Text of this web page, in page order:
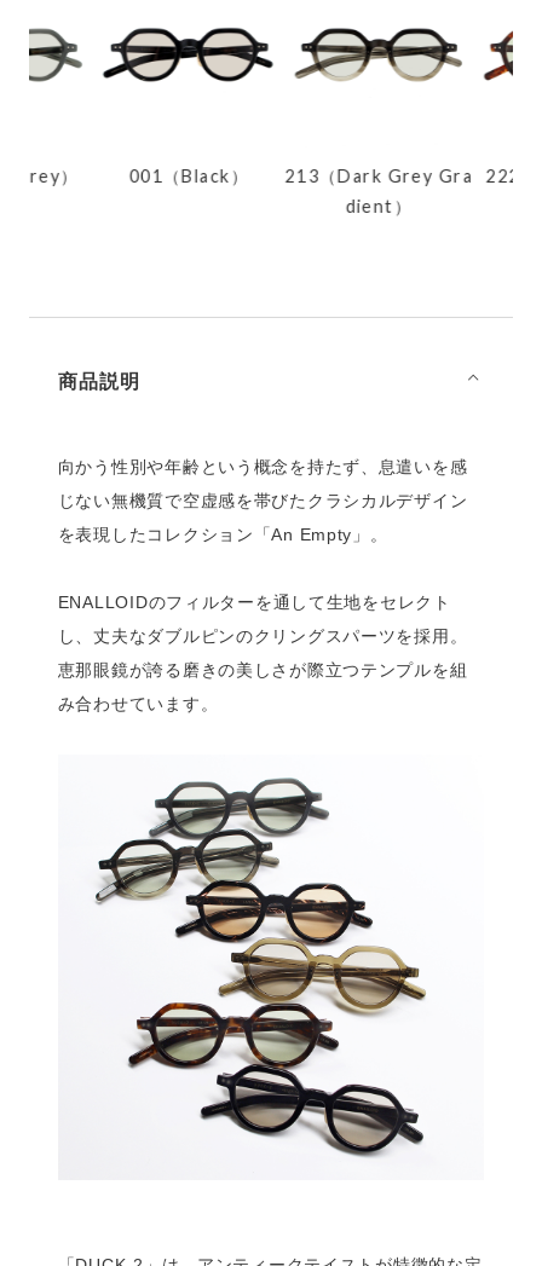
） 001（Black）
213（Dark Grey Gra
dient）
222（
商品説明 ⌵
向かう性別や年齢という概念を持たず、息遣いを感
じない無機質で空虚感を帯びたクラシカルデザイン
を表現したコレクション「An Empty」。
ENALLOIDのフィルターを通して生地をセレクト
し、丈夫なダブルピンのクリングスパーツを採用。
恵那眼鏡が誇る磨きの美しさが際立つテンプルを組
み合わせています。